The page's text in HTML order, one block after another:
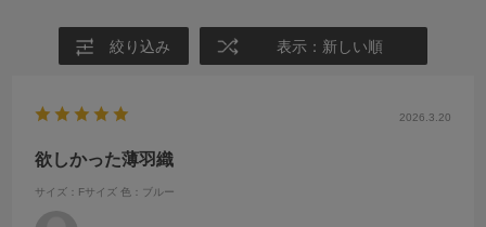
絞り込み 表示：新しい順
2026.3.20
欲しかった薄羽織
サイズ：Fサイズ 色：ブルー